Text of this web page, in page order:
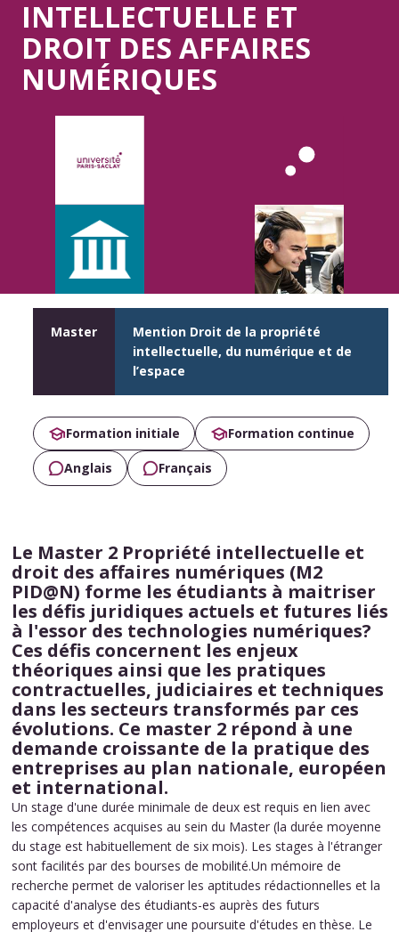
INTELLECTUELLE ET
DROIT DES AFFAIRES
NUMÉRIQUES
Master
Mention Droit de la propriété
intellectuelle, du numérique et de
l’espace
Formation initiale Formation continue
Anglais Français
Le Master 2 Propriété intellectuelle et
droit des affaires numériques (M2
PID@N) forme les étudiants à maitriser
les défis juridiques actuels et futures liés
à l'essor des technologies numériques?
Ces défis concernent les enjeux
théoriques ainsi que les pratiques
contractuelles, judiciaires et techniques
dans les secteurs transformés par ces
évolutions. Ce master 2 répond à une
demande croissante de la pratique des
entreprises au plan nationale, européen
et international.
Un stage d'une durée minimale de deux est requis en lien avec
les compétences acquises au sein du Master (la durée moyenne
du stage est habituellement de six mois). Les stages à l'étranger
sont facilités par des bourses de mobilité.Un mémoire de
recherche permet de valoriser les aptitudes rédactionnelles et la
capacité d'analyse des étudiants-es auprès des futurs
employeurs et d'envisager une poursuite d'études en thèse. Le